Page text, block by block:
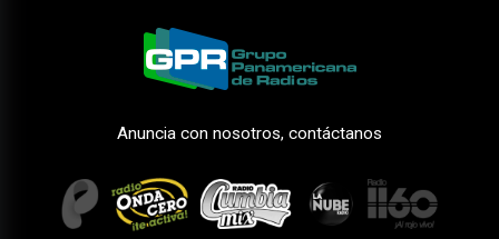
Anuncia con nosotros, contáctanos